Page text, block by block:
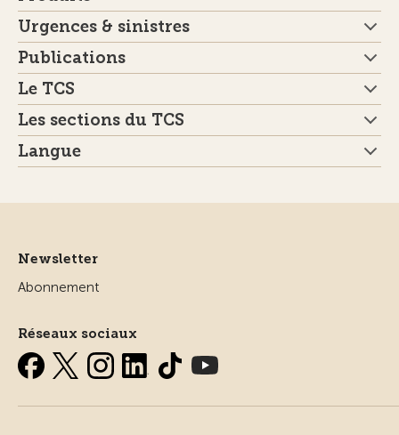
Urgences & sinistres
Publications
Le TCS
Les sections du TCS
Langue
Newsletter
Abonnement
Réseaux sociaux